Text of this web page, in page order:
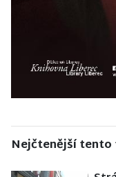
Nejčtenější tento